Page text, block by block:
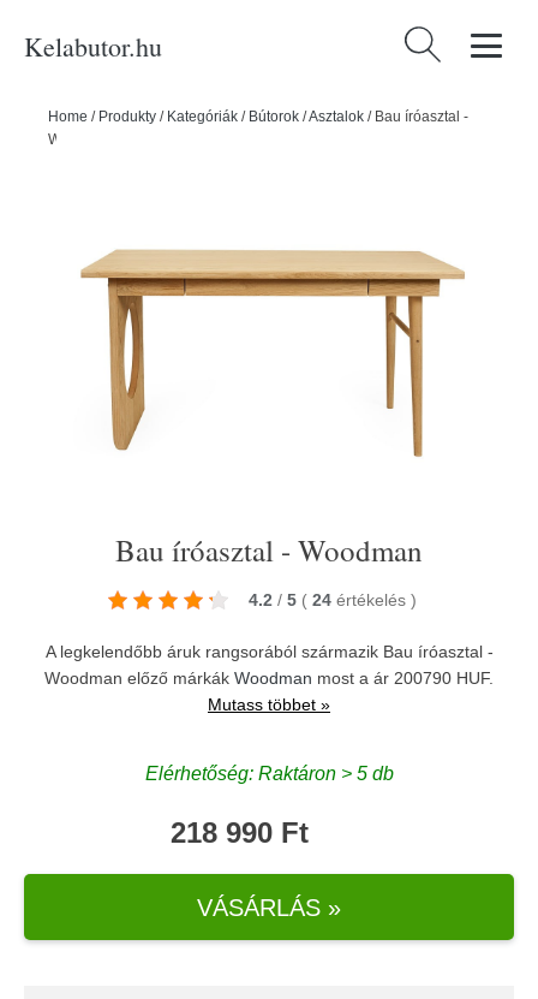
Kelabutor.hu Keresés:
Home / Produkty / Kategóriák / Bútorok /Asztalok / Bau íróasztal -
Woodman
Bau íróasztal - Woodman
4.2 / 5 ( 24 értékelés )
A legkelendőbb áruk rangsorából származik Bau íróasztal -
Woodman előző márkák Woodman most a ár 200790 HUF.
Mutass többet »
Elérhetőség: Raktáron > 5 db
218 990 Ft
VÁSÁRLÁS »